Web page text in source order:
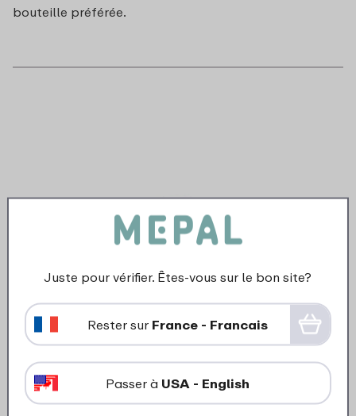
bouteille préférée.
Bouchon bidon isotherme
Twist - moss green
Juste pour vérifier. Êtes-vous sur le bon site?
Rester sur France - Francais
Passer à USA - English